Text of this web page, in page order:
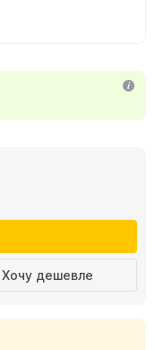
Хочу дешевле